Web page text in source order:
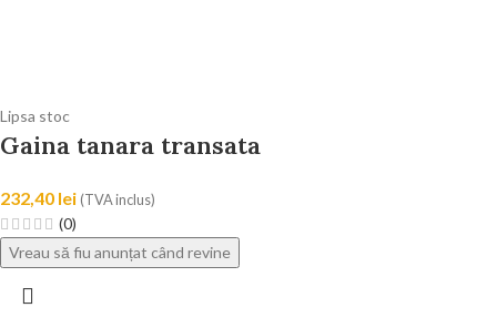
Lipsa stoc
Gaina tanara transata
232,40 lei (TVA inclus)
(0)